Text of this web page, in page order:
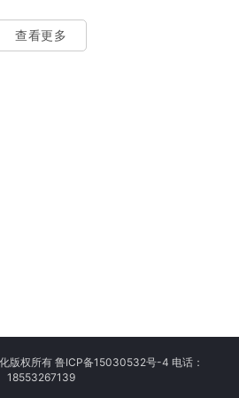
范流程的代价。…
它们分别是青岛草木文化传播有限公司
木文化”）、青岛孚乐文化传媒有限公司
查看更多
版权所有 鲁ICP备15030532号-4 电话：
18553267139